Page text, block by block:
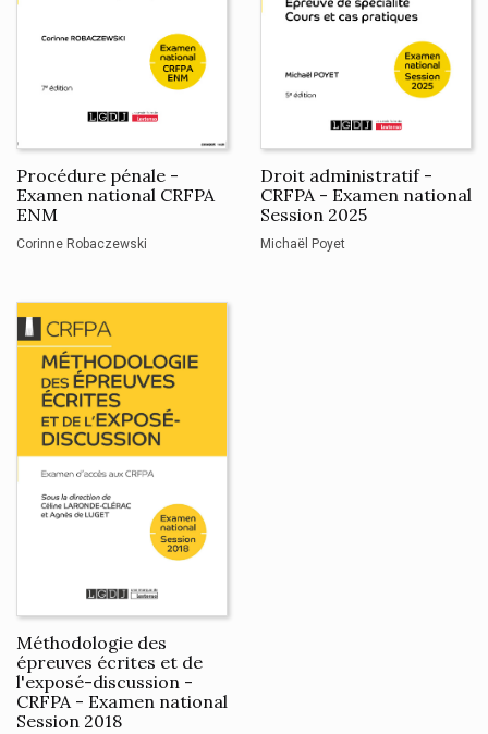
Procédure pénale -
Examen national CRFPA
ENM
Corinne Robaczewski
Droit administratif -
CRFPA - Examen national
Session 2025
Michaël Poyet
Méthodologie des
épreuves écrites et de
l'exposé-discussion -
CRFPA - Examen national
Session 2018